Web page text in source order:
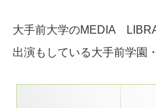
大手前大学のMEDIA
出演もしている大手前学園